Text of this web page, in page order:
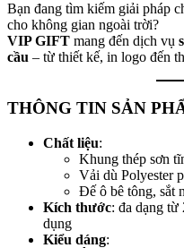
Bạn đang tìm kiếm giải pháp
cho không gian ngoài trời?
VIP GIFT mang đến dịch vụ
cầu – từ thiết kế, in logo đến
THÔNG TIN SẢN
Chất liệu:
Khung thép sơn
Vải dù Polyester
Đế ô bê tông, sắt
Kích thước: đa dạng
dụng
Kiểu dáng: